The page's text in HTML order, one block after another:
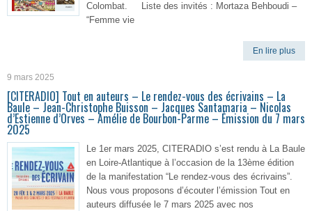
Colombat. Liste des invités : Mortaza Behboudi –
“Femme vie
En lire plus
9 mars 2025
[CITERADIO] Tout en auteurs – Le rendez-vous des écrivains – La
Baule – Jean-Christophe Buisson – Jacques Santamaria – Nicolas
d’Estienne d’Orves – Amélie de Bourbon-Parme – Émission du 7 mars
2025
Le 1er mars 2025, CITERADIO s’est rendu à La Baule
en Loire-Atlantique à l’occasion de la 13ème édition
de la manifestation “Le rendez-vous des écrivains”.
Nous vous proposons d’écouter l’émission Tout en
auteurs diffusée le 7 mars 2025 avec nos